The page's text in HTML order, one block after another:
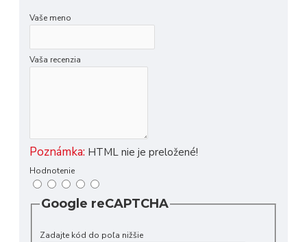
Vaše meno
Vaša recenzia
Poznámka: HTML nie je preložené!
Hodnotenie
Google reCAPTCHA
Zadajte kód do poľa nižšie